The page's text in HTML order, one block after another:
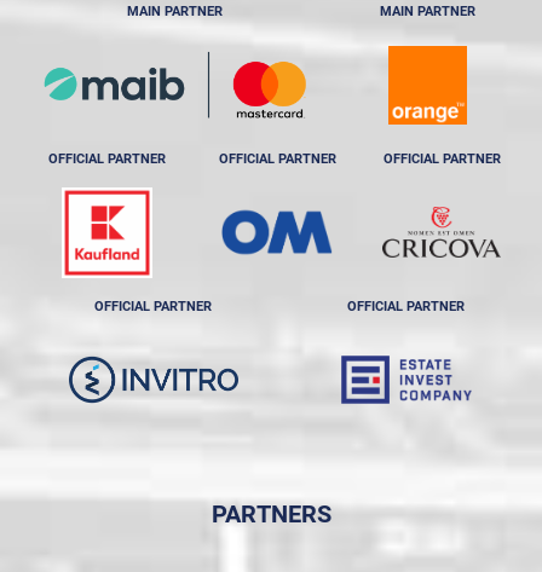
MAIN PARTNER MAIN PARTNER
OFFICIAL PARTNER OFFICIAL PARTNER OFFICIAL PARTNER
OFFICIAL PARTNER OFFICIAL PARTNER
PARTNERS